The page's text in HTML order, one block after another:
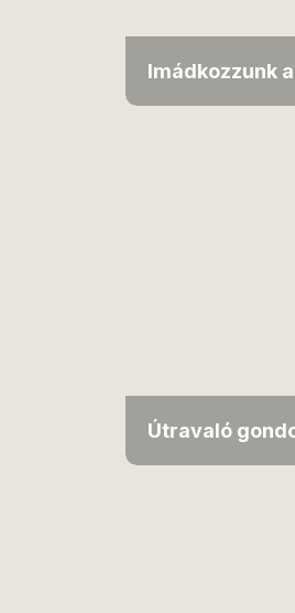
Imádkozzunk
Útravaló